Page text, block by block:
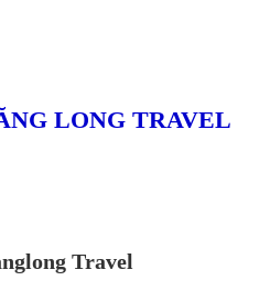
LONG TRAVEL
Travel